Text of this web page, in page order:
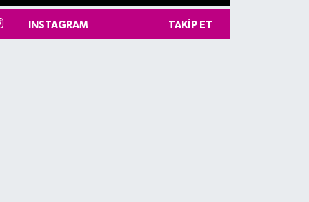
INSTAGRAM TAKIP ET